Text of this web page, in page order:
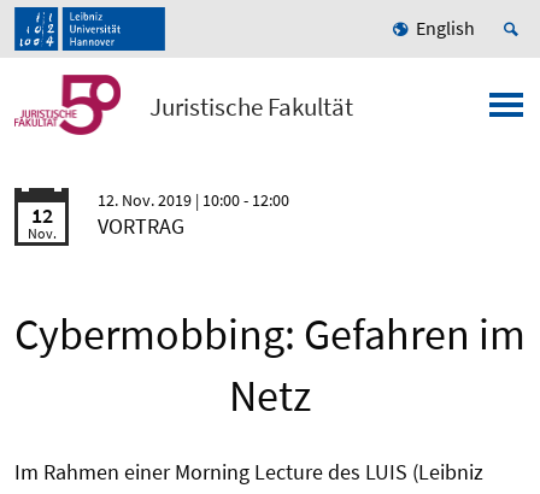
English
Juristische Fakultät
12
Nov.
12. Nov. 2019 | 10:00 - 12:00
VORTRAG
Cybermobbing: Gefahren im
Netz
Im Rahmen einer Morning Lecture des LUIS (Leibniz